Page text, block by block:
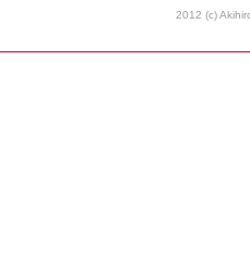
2012 (c)